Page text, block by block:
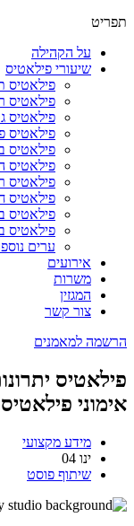
תפריט
על הקהילה
שיעורי פילאטיס
פילאטיס
פילאטיס
פילאטיס
פילאטיס
פילאטיס
פילאטיס
פילאטיס
פילאטיס
פילאטיס
פילאטיס
ערים
אירועים
משרות
המגזין
צור קשר
הרשמה למאמנים
פילאטיס
אימוני
מידע מקצועי
ינו 04
שיתוף פוסט